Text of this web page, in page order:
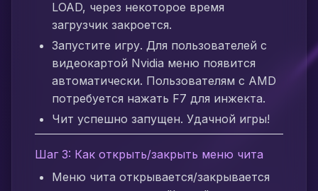
LOAD, через некоторое время
загрузчик закроется.
Запустите игру. Для пользователей с
видеокартой Nvidia меню появится
автоматически. Пользователям с AMD
потребуется нажать F7 для инжекта.
Чит успешно запущен. Удачной игры!
Шаг 3: Как открыть/закрыть меню чита
Меню чита открывается/закрывается